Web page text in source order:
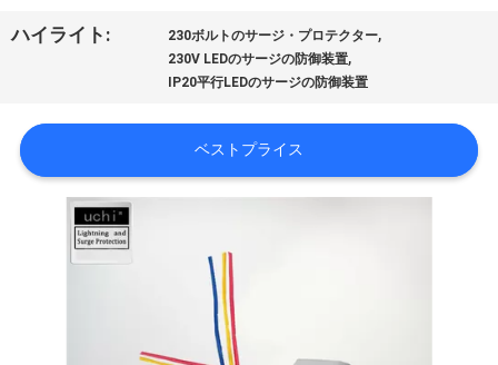
工
旅
行
ハイライト: 230ボルトのサージ・プロテクター,
230V LEDのサージの防御装置,
IP20平行LEDのサージの防御装置
ベストプライス